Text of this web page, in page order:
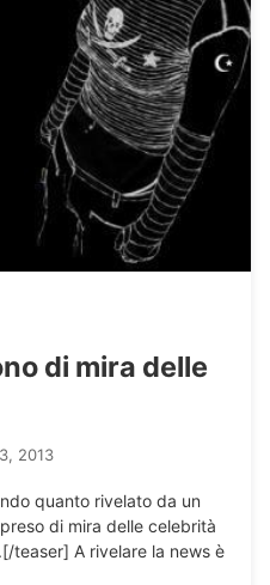
di mira delle
2013
quanto rivelato da un
di mira delle celebrità
teaser] A rivelare la news è